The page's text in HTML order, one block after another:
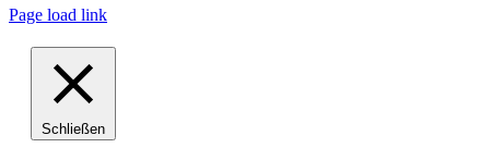
Facebook
YouTube
Xing
Page load link
Schließen